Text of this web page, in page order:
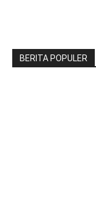
BERITA POPULER